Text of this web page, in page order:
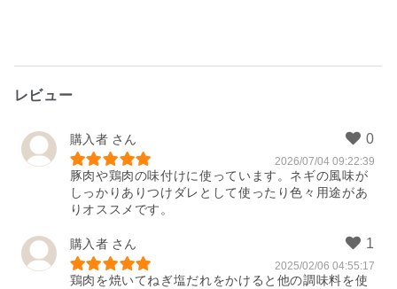
レビュー
購入者
2026/07/04 09:22:39
豚肉や鶏肉の味付けに使っています。ネギの風味が
しっかりありつけダレとして使ったり色々用途があ
りオススメです。
購入者
2025/02/06 04:55:17
鶏肉を焼いてねぎ塩だれをかけると他の調味料を使